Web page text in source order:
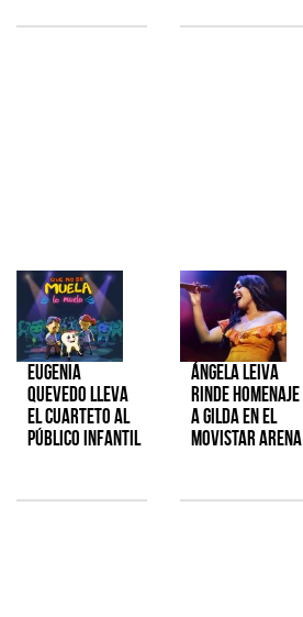
Eugenia
Quevedo lleva
el cuarteto al
público infantil
Ángela Leiva
rinde homenaje
a Gilda en el
Movistar Arena